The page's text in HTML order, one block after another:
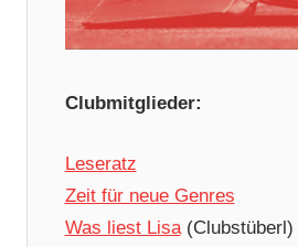
Clubmitglieder:
Leseratz
Zeit für neue Genres
Was liest Lisa(Clubstüberl)